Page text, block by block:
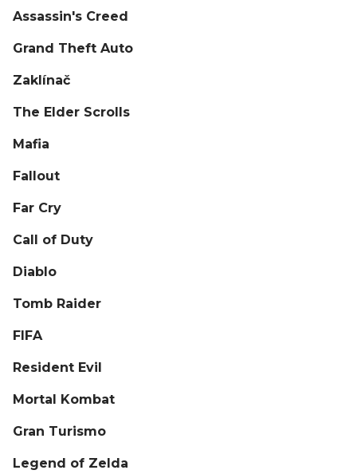
Assassin's Creed
Grand Theft Auto
Zaklínač
The Elder Scrolls
Mafia
Fallout
Far Cry
Call of Duty
Diablo
Tomb Raider
FIFA
Resident Evil
Mortal Kombat
Gran Turismo
Legend of Zelda